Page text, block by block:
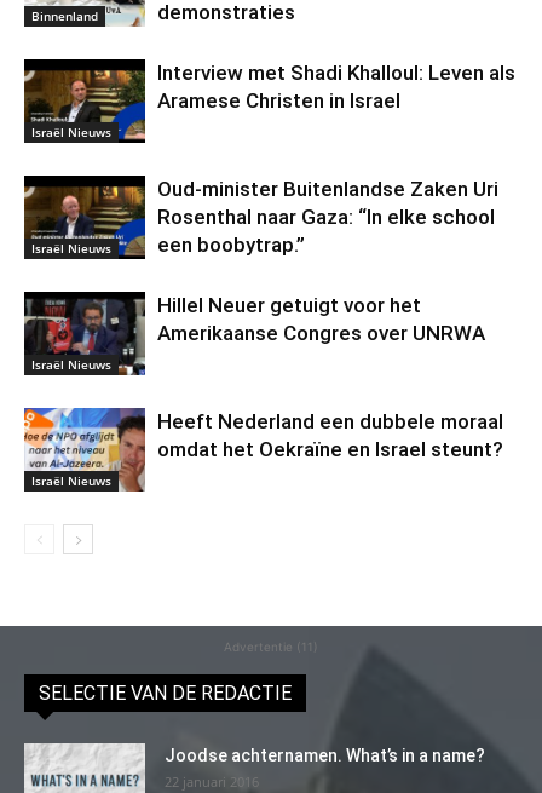
Binnenland demonstraties
Israël Nieuws
Interview met Shadi Khalloul: Leven als
Aramese Christen in Israel
Israël Nieuws
Oud-minister Buitenlandse Zaken Uri
Rosenthal naar Gaza: “In elke school
een boobytrap.”
Israël Nieuws
Hillel Neuer getuigt voor het
Amerikaanse Congres over UNRWA
Israël Nieuws
Heeft Nederland een dubbele moraal
omdat het Oekraïne en Israel steunt?
Advertentie (11)
SELECTIE VAN DE REDACTIE
Joodse achternamen. What’s in a name?
22 januari 2016